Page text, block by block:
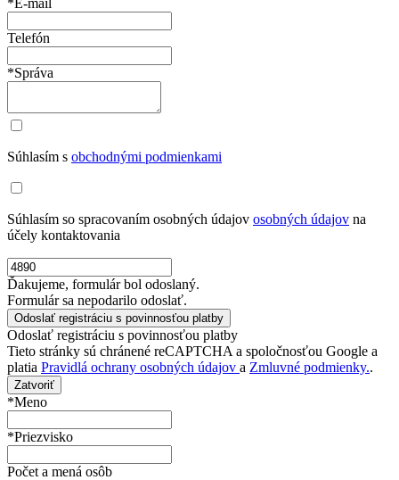
Telefón
*Správa
Súhlasím s obchodnými podmienkami
Súhlasím so spracovaním osobných údajov osobných údajov na
účely kontaktovania
Ďakujeme, formulár bol odoslaný.
Formulár sa nepodarilo odoslať.
Odoslať registráciu s povinnosťou platby
Tieto stránky sú chránené reCAPTCHA a spoločnosťou Google a
platia Pravidlá ochrany osobných údajov a Zmluvné podmienky..
Zatvoriť
*Meno
*Priezvisko
Počet a mená osôb